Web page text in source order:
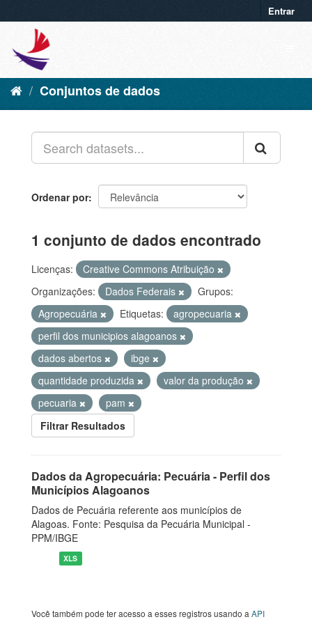
Entrar
Conjuntos de dados
Ordenar por
1 conjunto de dados encontrado
Licenças:
Creative Commons Atribuição
Organizações:
Dados Federais
Grupos:
Agropecuária
Etiquetas:
agropecuaria
perfil dos municipios alagoanos
dados abertos
ibge
quantidade produzida
valor da produção
pecuaria
pam
Filtrar Resultados
Dados da Agropecuária: Pecuária - Perfil dos
Municípios Alagoanos
Dados de Pecuária referente aos municípios de
Alagoas. Fonte: Pesquisa da Pecuária Municipal -
PPM/IBGE
XLS
Você também pode ter acesso a esses registros usando a API